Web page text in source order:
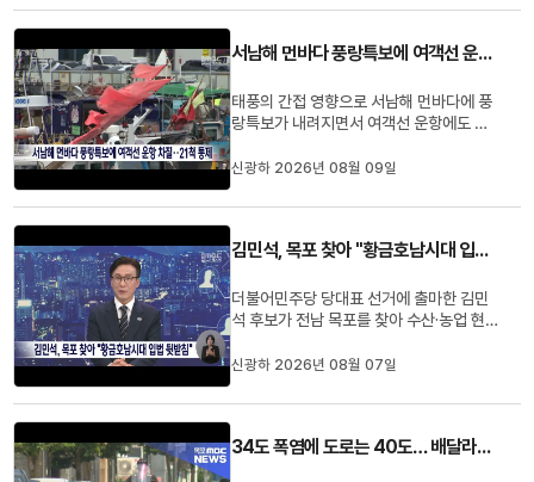
막식을 갖고, 개막작 4편을 상영합니다.영
영이 이어지고, 14일에는 해관1...
서남해 먼바다 풍랑특보에 여객선 운항 차질…21척 통제
태풍의 간접 영향으로 서남해 먼바다에 풍
랑특보가 내려지면서 여객선 운항에도 차
17개 항로, 여객선 21척의 운항이 통제됐
만 진도~제주와 추자도 기항 일부 항로는
서해남부와 남해서부 먼바다에는...
신광하 2026년 08월 09일
김민석, 목포 찾아 "황금호남시대 입법 뒷받침"
더불어민주당 당대표 선거에 출마한 김민
석 후보가 전남 목포를 찾아 수산·농업 현장
니다.김민석 후보는 오늘 새벽 목포수협 위
농업인들을 만나 수산물 유통과 농촌 고령
다.김 후보는 이어 목포MB...
신광하 2026년 08월 07일
34도 폭염에 도로는 40도… 배달라이더는 쉴 곳도 없다